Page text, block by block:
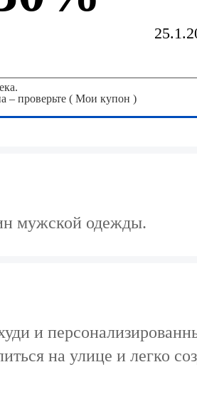
– проверьте ( Мои купон )
мужской одежды.
и
на улице и легко